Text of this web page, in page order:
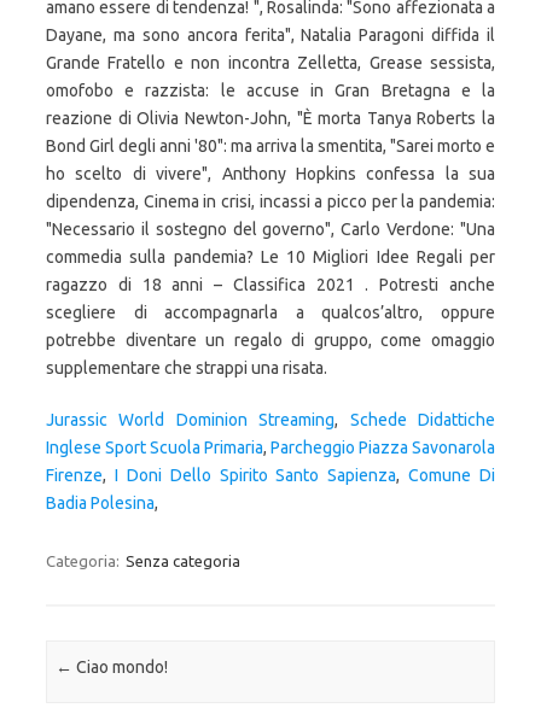
Jurassic World Dominion Streaming, Schede Didattiche
Inglese Sport Scuola Primaria, Parcheggio Piazza Savonarola
Firenze, I Doni Dello Spirito Santo Sapienza,Comune Di
Badia Polesina,
Categoria: Senza categoria
Navigazione articolo
← Ciao mondo!